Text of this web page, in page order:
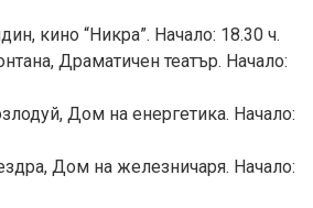
кино “Никра”. Начало: 18.30 ч.
Драматичен театър. Начало:
Дом на енергетика. Начало:
Дом на железничаря. Начало: